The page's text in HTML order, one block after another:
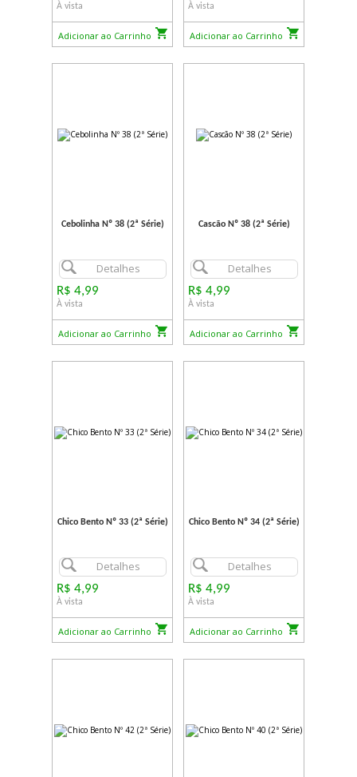
À vista
Adicionar ao Carrinho
À vista
Adicionar ao Carrinho
Cebolinha Nº 38 (2ª Série)
Detalhes
R$ 4,99
À vista
Adicionar ao Carrinho
Cascão Nº 38 (2ª Série)
Detalhes
R$ 4,99
À vista
Adicionar ao Carrinho
Chico Bento Nº 33 (2ª Série)
Detalhes
R$ 4,99
À vista
Adicionar ao Carrinho
Chico Bento Nº 34 (2ª Série)
Detalhes
R$ 4,99
À vista
Adicionar ao Carrinho